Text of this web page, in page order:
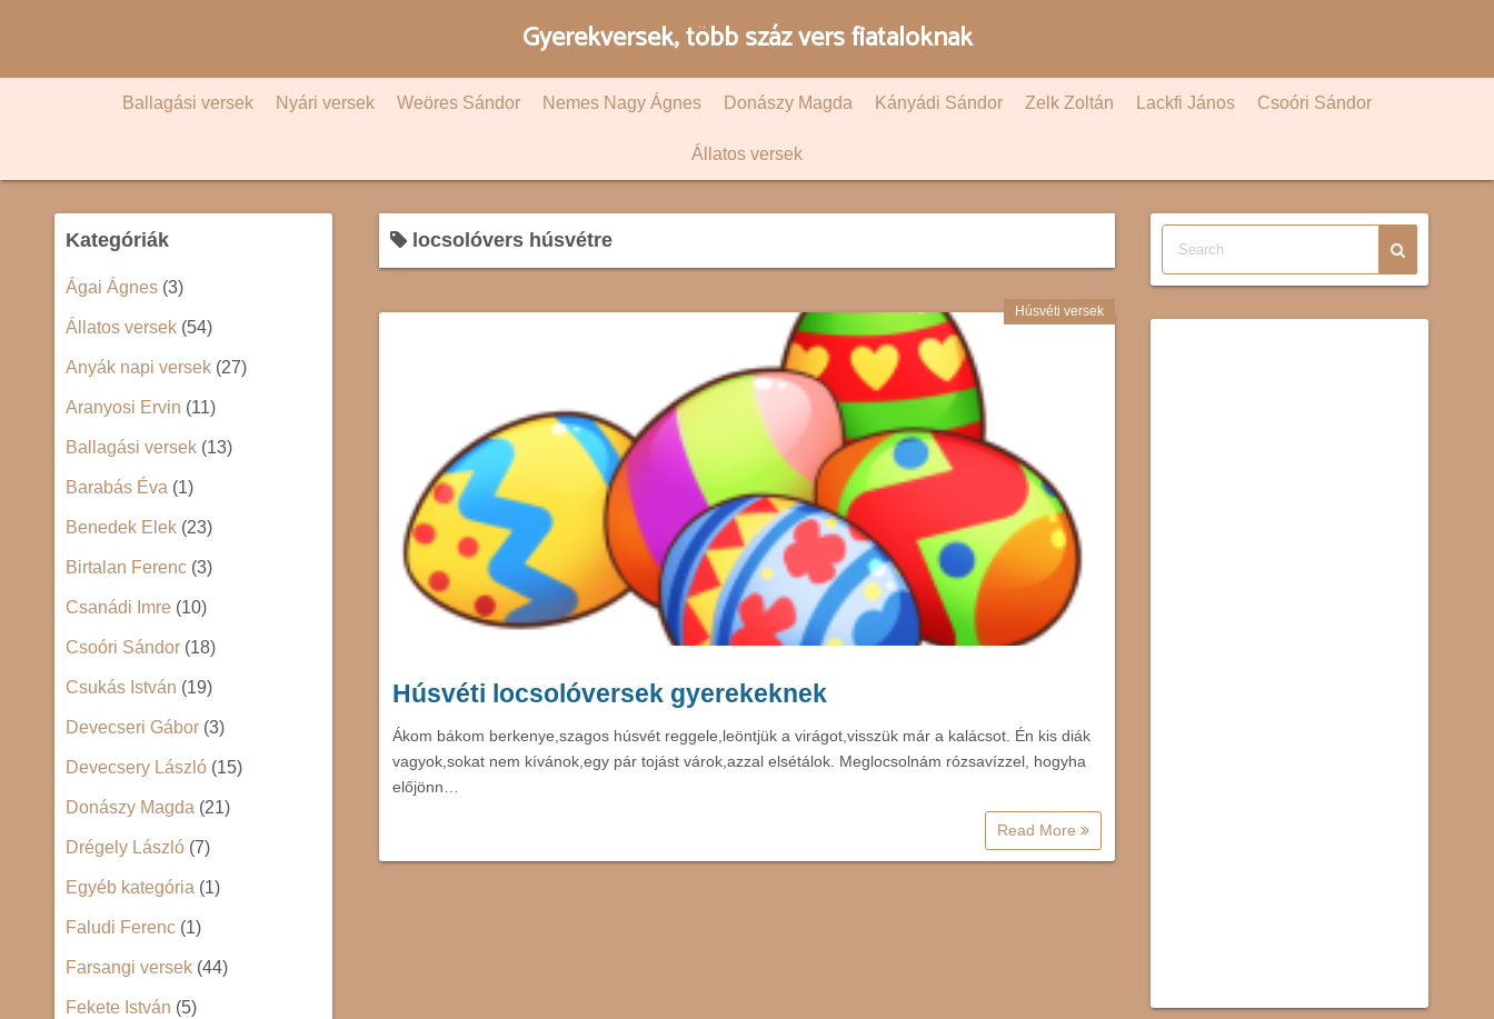
c
Gyerekversek, több száz vers fiataloknak
Ballagási versek Nyári versek Weöres Sándor Nemes Nagy Ágnes Donászy Magda Kányádi Sándor Zelk Zoltán Lackfi János Csoóri Sándor
Állatos versek
locsolóvers húsvétre
Húsvéti versek
Húsvéti locsolóversek gyerekeknek
Ákom bákom berkenye,szagos húsvét reggele,leöntjük a virágot,visszük már a kalácsot. Én kis diák
vagyok,sokat nem kívánok,egy pár tojást várok,azzal elsétálok. Meglocsolnám rózsavízzel, hogyha
előjönn…
Read More
Kategóriák
Ágai Ágnes (3)
Állatos versek (54)
Anyák napi versek (27)
Aranyosi Ervin (11)
Ballagási versek (13)
Barabás Éva (1)
Benedek Elek (23)
Birtalan Ferenc (3)
Csanádi Imre (10)
Csoóri Sándor (18)
Csukás István (19)
Devecseri Gábor (3)
Devecsery László (15)
Donászy Magda (21)
Drégely László (7)
Egyéb kategória (1)
Faludi Ferenc (1)
Farsangi versek (44)
Fekete István (5)